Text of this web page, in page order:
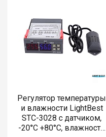
Регулятор температуры
и влажности LightBest
STC-3028 с датчиком,
-20°C +80°C, влажность